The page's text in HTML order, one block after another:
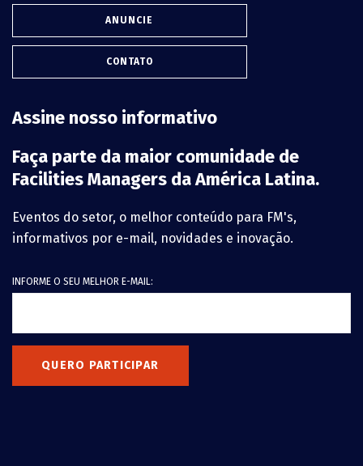
ANUNCIE
CONTATO
Assine nosso informativo
Faça parte da maior comunidade de
Facilities Managers da América Latina.
Eventos do setor, o melhor conteúdo para FM's,
informativos por e-mail, novidades e inovação.
INFORME O SEU MELHOR E-MAIL:
QUERO PARTICIPAR